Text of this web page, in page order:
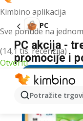
Kimbino aplikacija
Sve ponude na
(14,1 tis. recenzija)
Otvoriti
Potražite
PC
PC akcija -
promocije i